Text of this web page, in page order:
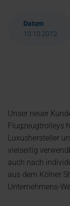
Datum
10.10.2012
Unser neuer
Flugzeugtrolleys
Luxushersteller
vielseitig
auch nach
aus dem Kölner
Unternehmens-